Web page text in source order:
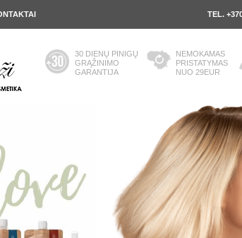
TEL.
30 DIENŲ PINIGŲ
GRĄŽINIMO
GARANTIJA
NEMOKAMAS
PRISTATYMAS
NUO 29EUR